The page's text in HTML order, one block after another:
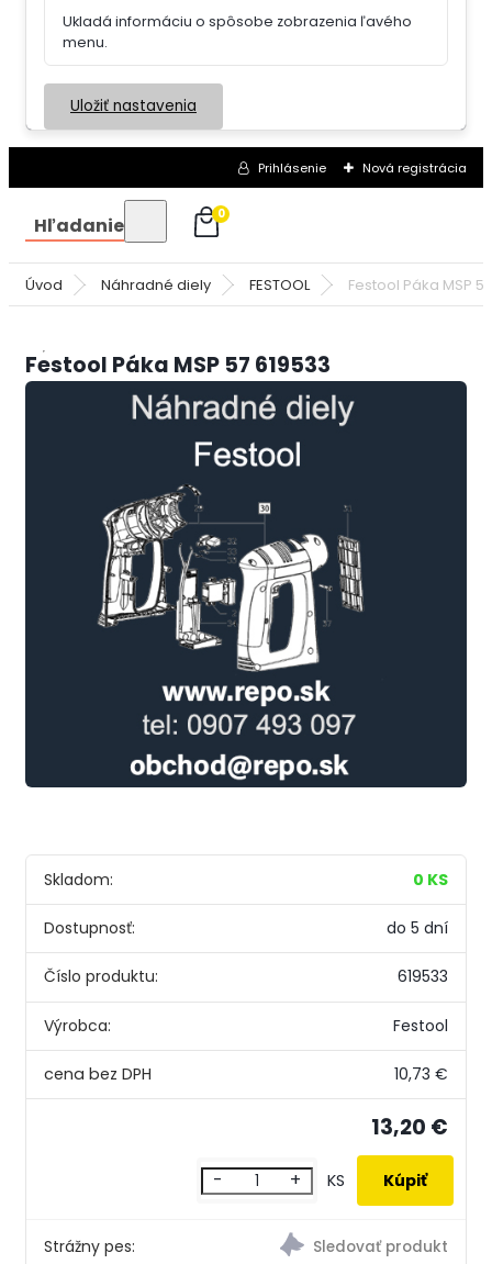
Ukladá informáciu o spôsobe zobrazenia ľavého
menu.
Uložiť nastavenia
Prihlásenie Nová registrácia
Hľadanie 0
Úvod Náhradné diely FESTOOL Festool Páka MSP
Festool Páka MSP 57 619533
Skladom: 0 KS
Dostupnosť: do 5 dní
Číslo produktu: 619533
Výrobca: Festool
10,73 €
13,20 €
Strážny pes:
- + KS